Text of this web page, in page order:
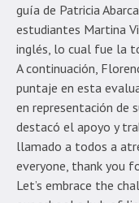
guía de Patricia
estudiantes Martina
inglés, lo cual fue la
A continuación,
puntaje en esta
en representación de
destacó el apoyo y
llamado a todos a
everyone, thank you
Let’s embrace the